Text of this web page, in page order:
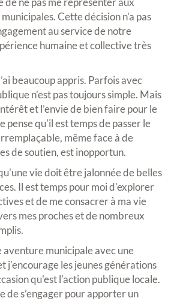
Cette décision n'a pas
au service de notre
humaine et collective très
beaucoup appris. Parfois avec
n’est pas toujours simple. Mais
et l’envie de bien faire pour le
pense qu'il est temps de passer le
même face à de
de soutien, est inopportun.
vie doit être jalonnée de belles
Il est temps pour moi d'explorer
et de me consacrer à ma vie
mes proches et de nombreux
municipale avec une
j'encourage les jeunes générations
qu'est l'action publique locale.
de s’engager pour apporter un